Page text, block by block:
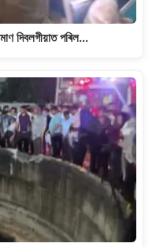
দিবলগীয়াত পৰিল…